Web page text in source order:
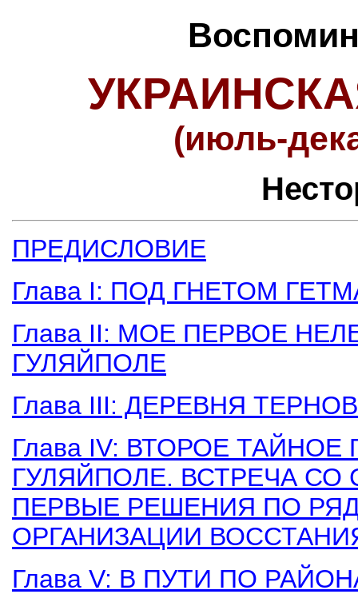
(июль-
ПРЕДИСЛОВИЕ
Глава I: ПОД ГНЕТОМ
Глава II: МОЕ ПЕРВОЕ
ГУЛЯЙПОЛЕ
Глава III: ДЕРЕВНЯ
Глава IV: ВТОРОЕ
ГУЛЯЙПОЛЕ. ВСТРЕЧА
ПЕРВЫЕ РЕШЕНИЯ ПО
ОРГАНИЗАЦИИ
Глава V: В ПУТИ ПО